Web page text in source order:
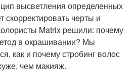
высветления определенных
скорректировать черты и
Matrix решили: почему
в окрашивании? Мы
как и почему стробинг волос
чем макияж.